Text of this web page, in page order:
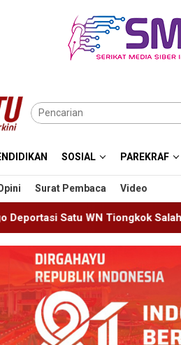
SOSIAL PAREKRAF
Surat Pembaca Video
Ijin Tinggal 19